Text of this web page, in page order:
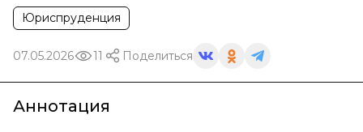
Юриспруденция
07.05.2026 11 Поделиться
Аннотация